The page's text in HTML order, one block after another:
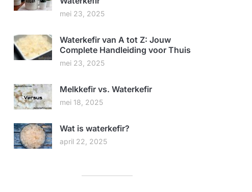
mei 23, 2025
Waterkefir van A tot Z: Jouw
Complete Handleiding voor Thuis
mei 23, 2025
Melkkefir vs. Waterkefir
mei 18, 2025
Wat is waterkefir?
april 22, 2025